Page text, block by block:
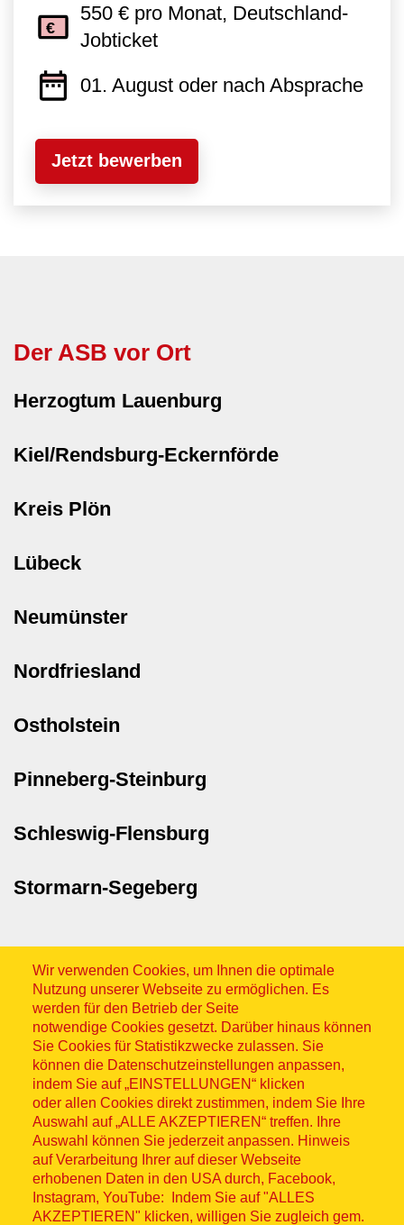
550 € pro Monat, Deutschland-
Jobticket
01. August oder nach Absprache
Jetzt bewerben
Der ASB vor Ort
Herzogtum Lauenburg
Kiel/Rendsburg-Eckernförde
Kreis Plön
Lübeck
Neumünster
Nordfriesland
Ostholstein
Pinneberg-Steinburg
Schleswig-Flensburg
Stormarn-Segeberg
Wir verwenden Cookies, um Ihnen die optimale
Nutzung unserer Webseite zu ermöglichen. Es
werden für den Betrieb der Seite
notwendige Cookies gesetzt. Darüber hinaus können
Sie Cookies für Statistikzwecke zulassen. Sie
können die Datenschutzeinstellungen anpassen,
indem Sie auf „EINSTELLUNGEN“ klicken
oder allen Cookies direkt zustimmen, indem Sie Ihre
Auswahl auf „ALLE AKZEPTIEREN“ treffen. Ihre
Auswahl können Sie jederzeit anpassen. Hinweis
auf Verarbeitung Ihrer auf dieser Webseite
erhobenen Daten in den USA durch, Facebook,
Instagram, YouTube: Indem Sie auf "ALLES
AKZEPTIEREN" klicken, willigen Sie zugleich gem.
Sitemap
© ASB 2026
Fußzeilenmenü
Impressum